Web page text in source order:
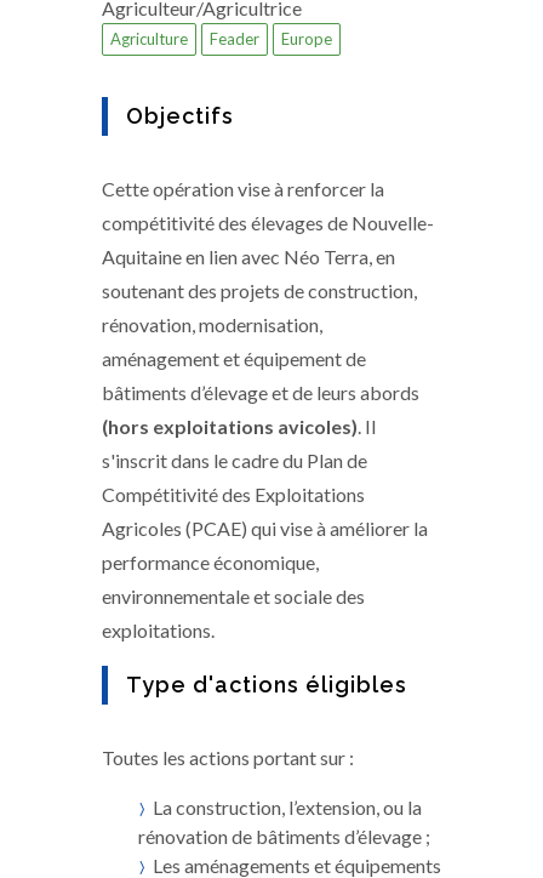
Agriculteur/Agricultrice
Agriculture Feader Europe
Objectifs
Cette opération vise à renforcer la
compétitivité des élevages de Nouvelle-
Aquitaine en lien avec Néo Terra, en
soutenant des projets de construction,
rénovation, modernisation,
aménagement et équipement de
bâtiments d’élevage et de leurs abords
(hors exploitations avicoles) . Il
s'inscrit dans le cadre du Plan de
Compétitivité des Exploitations
Agricoles (PCAE) qui vise à améliorer la
performance économique,
environnementale et sociale des
exploitations.
Type d'actions éligibles
Toutes les actions portant sur :
La construction, l’extension, ou la
rénovation de bâtiments d’élevage ;
Les aménagements et équipements